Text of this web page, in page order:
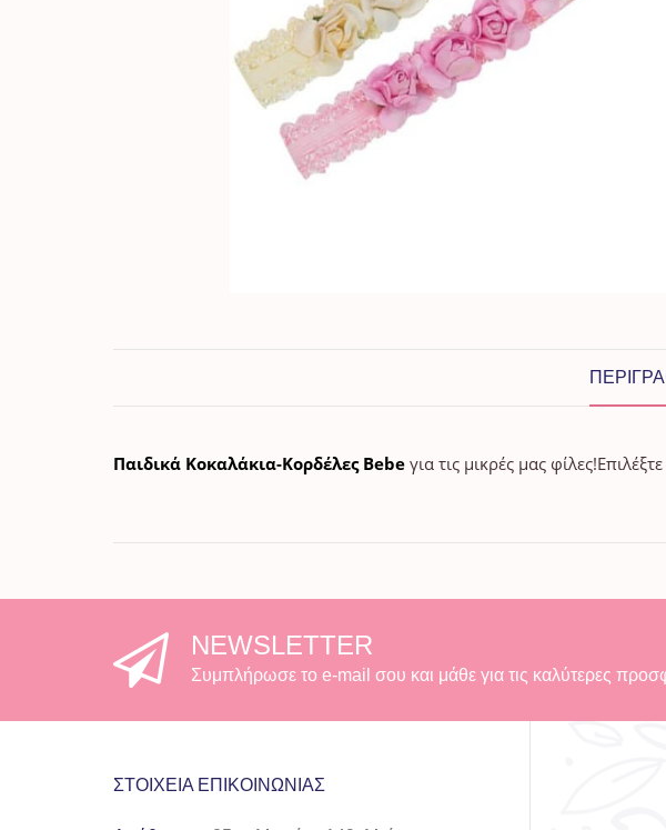
Παιδικά Κοκαλάκια-Κορδέλες Bebe για τις μικρές μας
NEWSLETTER
Συμπλήρωσε το e-mail σου και μάθε για τις καλύτερες
ΣΤΟΙΧΕΊΑ ΕΠΙΚΟΙΝΩΝΊΑΣ